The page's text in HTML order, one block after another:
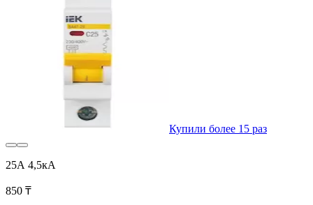
Купили более 15 раз
25А 4,5кА
850 ₸